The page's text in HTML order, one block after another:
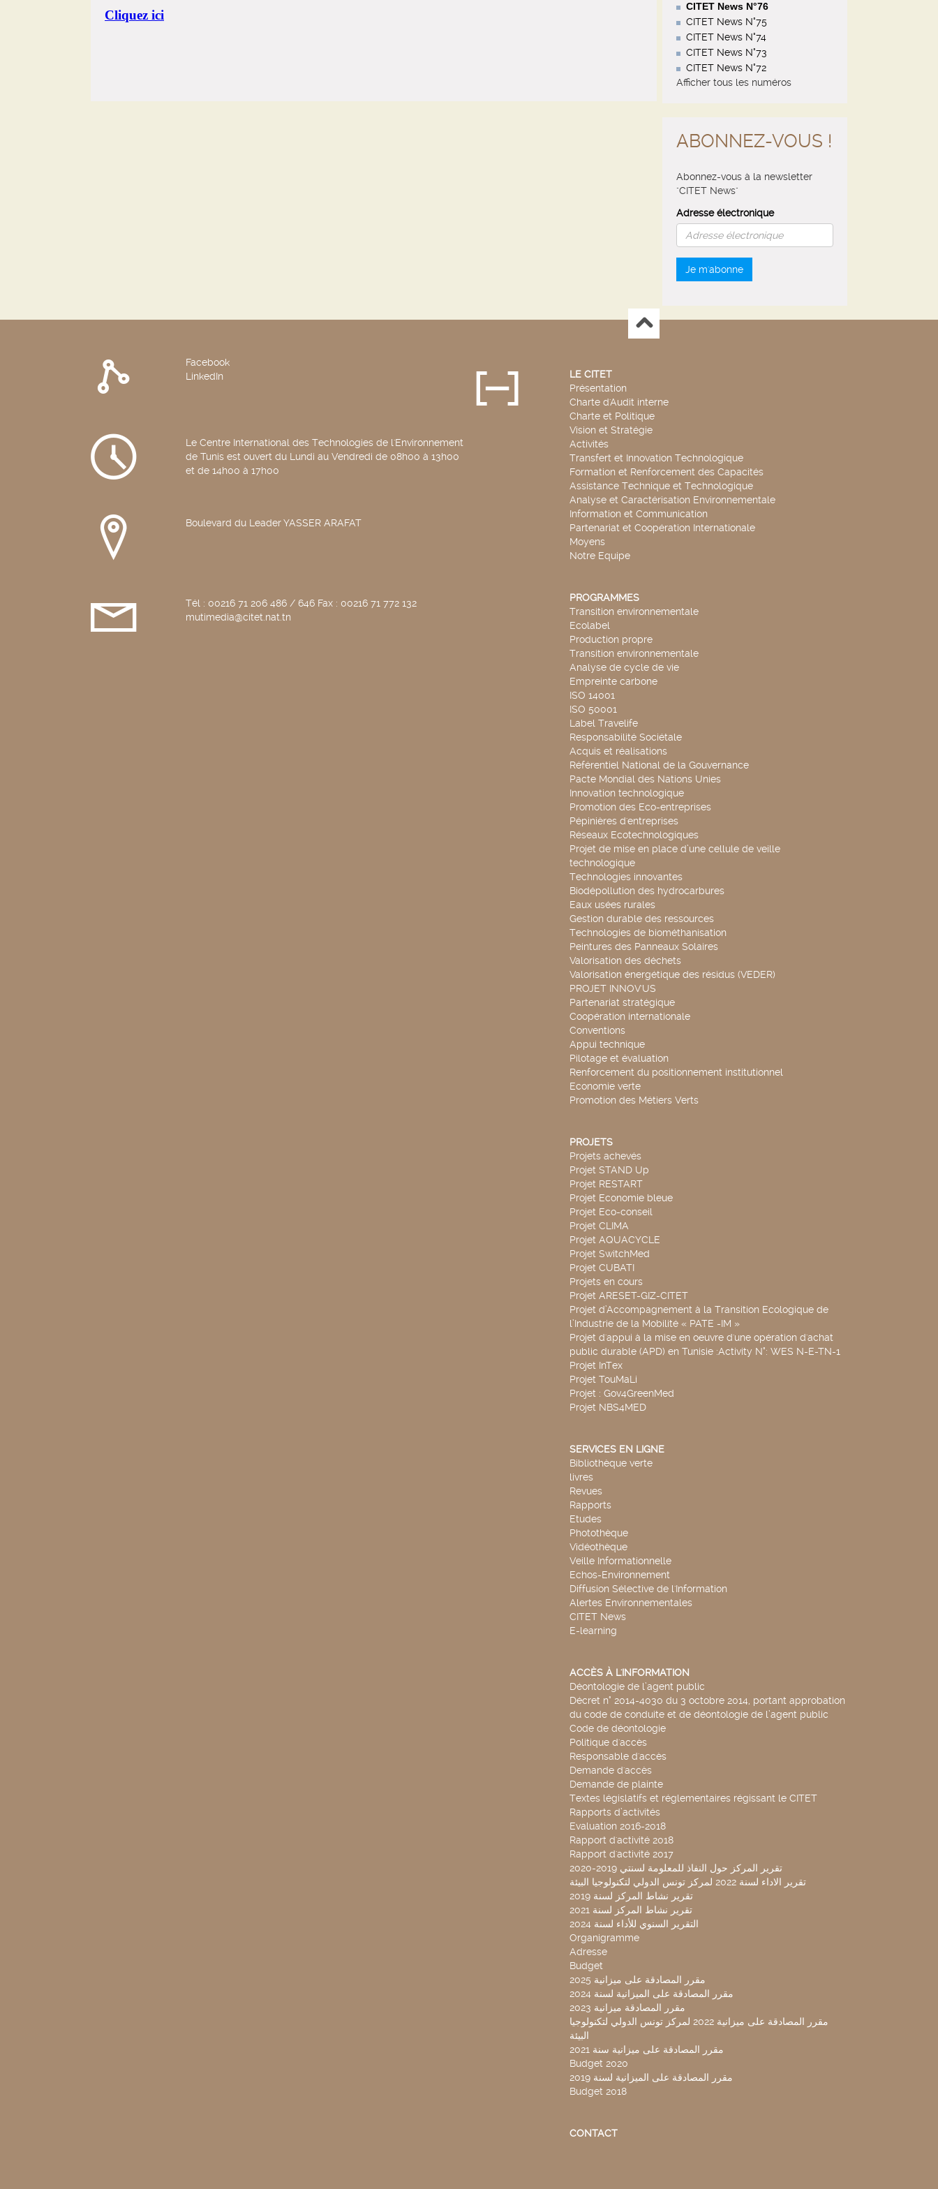
CITET News N°76
CITET News N°75
CITET News N°74
CITET News N°73
CITET News N°72
Afficher tous les numéros
ABONNEZ-VOUS !
Abonnez-vous à la newsletter
"CITET News"
Adresse électronique
Je m'abonne
Facebook
LinkedIn
Le Centre International des Technologies de l'Environnement
de Tunis est ouvert du Lundi au Vendredi de 08h00 à 13h00
et de 14h00 à 17h00
Boulevard du Leader YASSER ARAFAT
Tél : 00216 71 206 486 / 646 Fax : 00216 71 772 132
mutimedia@citet.nat.tn
LE CITET
Présentation
Charte d'Audit interne
Charte et Politique
Vision et Stratégie
Activités
Transfert et Innovation Technologique
Formation et Renforcement des Capacités
Assistance Technique et Technologique
Analyse et Caractérisation Environnementale
Information et Communication
Partenariat et Coopération Internationale
Moyens
Notre Equipe
PROGRAMMES
Transition environnementale
Ecolabel
Production propre
Transition environnementale
Analyse de cycle de vie
Empreinte carbone
ISO 14001
ISO 50001
Label Travelife
Responsabilité Sociétale
Acquis et réalisations
Référentiel National de la Gouvernance
Pacte Mondial des Nations Unies
Innovation technologique
Promotion des Eco-entreprises
Pépinières d'entreprises
Réseaux Ecotechnologiques
Projet de mise en place d’une cellule de veille
technologique
Technologies innovantes
Biodépollution des hydrocarbures
Eaux usées rurales
Gestion durable des ressources
Technologies de biométhanisation
Peintures des Panneaux Solaires
Valorisation des déchets
Valorisation énergétique des résidus (VEDER)
PROJET INNOV'US
Partenariat stratégique
Coopération internationale
Conventions
Appui technique
Pilotage et évaluation
Renforcement du positionnement institutionnel
Economie verte
Promotion des Métiers Verts
PROJETS
Projets achevés
Projet STAND Up
Projet RESTART
Projet Economie bleue
Projet Eco-conseil
Projet CLIMA
Projet AQUACYCLE
Projet SwitchMed
Projet CUBATI
Projets en cours
Projet ARESET-GIZ-CITET
Projet d’Accompagnement à la Transition Ecologique de
l’Industrie de la Mobilité « PATE -IM »
Projet d'appui à la mise en oeuvre d'une opération d'achat
public durable (APD) en Tunisie :Activity N°: WES N-E-TN-1
Projet InTex
Projet TouMaLi
Projet : Gov4GreenMed
Projet NBS4MED
SERVICES EN LIGNE
Bibliothèque verte
livres
Revues
Rapports
Etudes
Photothèque
Vidéothèque
Veille Informationnelle
Echos-Environnement
Diffusion Sélective de l'Information
Alertes Environnementales
CITET News
E-learning
ACCÈS À L'INFORMATION
Déontologie de l’agent public
Décret n° 2014-4030 du 3 octobre 2014, portant approbation
du code de conduite et de déontologie de l’agent public
Code de déontologie
Politique d'accès
Responsable d'accès
Demande d'accès
Demande de plainte
Textes législatifs et réglementaires régissant le CITET
Rapports d’activités
Evaluation 2016-2018
Rapport d'activité 2018
Rapport d'activité 2017
تقرير المركز حول النفاذ للمعلومة لسنتي 2019-2020
تقرير الاداء لسنة 2022 لمركز تونس الدولي لتكنولوجيا البيئة
تقرير نشاط المركز لسنة 2019
تقرير نشاط المركز لسنة 2021
التقرير السنوي للأداء لسنة 2024
Organigramme
Adresse
Budget
2025 مقرر المصادقة على ميزانية
مقرر المصادقة على الميزانية لسنة 2024
مقرر المصادقة ميزانية 2023
مقرر المصادقة على ميزانية 2022 لمركز تونس الدولي لتكنولوجيا
البيئة
مقرر المصادقة على ميزانية سنة 2021
Budget 2020
مقرر المصادقة على الميزانية لسنة 2019
Budget 2018
CONTACT